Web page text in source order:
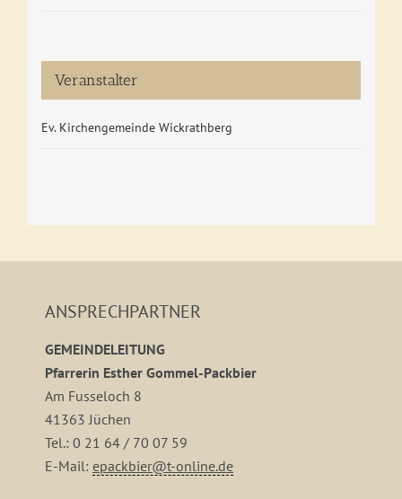
Veranstalter
Ev. Kirchengemeinde Wickrathberg
ANSPRECHPARTNER
GEMEINDELEITUNG
Pfarrerin Esther Gommel-Packbier
Am Fusseloch 8
41363 Jüchen
Tel.: 0 21 64 / 70 07 59
E-Mail: epackbier@t-online.de